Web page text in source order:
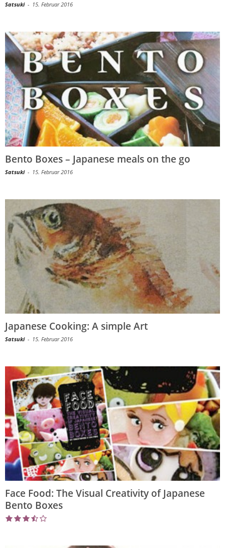
Satsuki - 15. Februar 2016
Bento Boxes – Japanese meals on the go
Satsuki - 15. Februar 2016
Japanese Cooking: A simple Art
Satsuki - 15. Februar 2016
Face Food: The Visual Creativity of Japanese
Bento Boxes